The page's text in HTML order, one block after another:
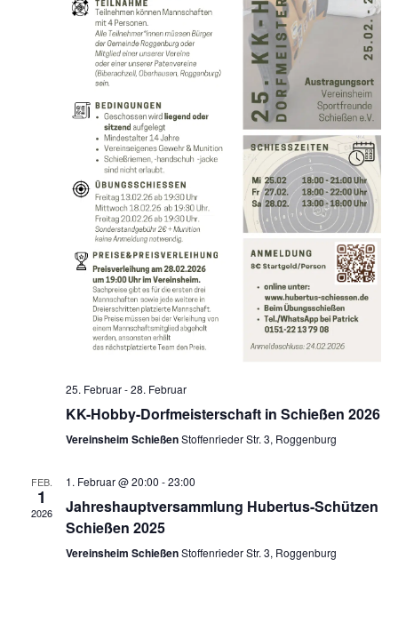
25. Februar-28. Februar
KK-Hobby-Dorfmeisterschaft in Schießen 2026
Vereinsheim SchießenStoffenrieder Str. 3, Roggenburg
FEB.
1
2026
1. Februar @ 20:00 -23:00
Jahreshauptversammlung Hubertus-Schützen
Schießen 2025
Vereinsheim SchießenStoffenrieder Str. 3, Roggenburg